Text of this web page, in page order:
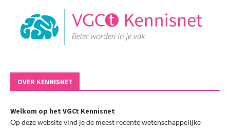
OVER KENNISNET
Welkom op het VGCt Kennisnet
Op deze website vind je de meest recente wetenschappelijke